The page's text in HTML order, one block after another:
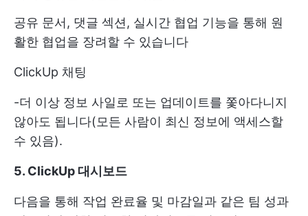
공유 문서, 댓글 섹션, 실시간 협업 기능을 통해 원
활한 협업을 장려할 수 있습니다
ClickUp 채팅
-더 이상 정보 사일로 또는 업데이트를 쫓아다니지
않아도 됩니다(모든 사람이 최신 정보에 액세스할
수 있음).
5. ClickUp 대시보드
다음을 통해 작업 완료율 및 마감일과 같은 팀 성과